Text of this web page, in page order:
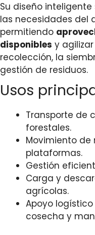
Su diseño
las necesidades del
permitiendo
disponibles y
recolección, la
gestión de residuos.
Usos
Transporte de
forestales.
Movimiento
plataformas.
Gestión
Carga y
agrícolas.
Apoyo
cosecha y